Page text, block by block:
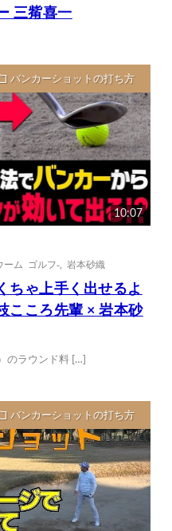
三觜喜一
バンカーショットの打ち方
10:07
ーム ゴルフ- 岩本砂織
ちゃ上手く出せるよ
こころ先輩 × 岩本砂
のラウンド料 […]
バンカーショットの打ち方